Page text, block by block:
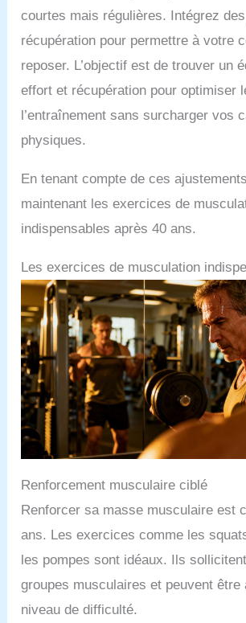
courtes mais régulières. Intégrez
récupération pour permettre à votre
reposer. L’objectif est de trouver un
effort et récupération pour optimiser
l’entraînement sans surcharger vos
physiques.
En tenant compte de ces
maintenant les exercices de
indispensables après 40 ans.
Les exercices de musculation
Renforcement musculaire ciblé
Renforcer sa masse musculaire est
ans. Les exercices comme les
les pompes sont idéaux. Ils
groupes musculaires et peuvent être
niveau de difficulté.